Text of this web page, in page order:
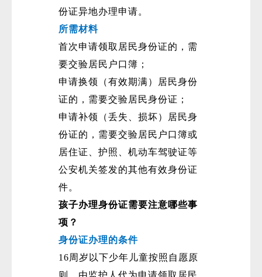
份证异地办理申请。
所需材料
首次申请领取居民身份证的，需
要交验居民户口簿；
申请换领（有效期满）居民身份
证的，需要交验居民身份证；
申请补领（丢失、损坏）居民身
份证的，需要交验居民户口簿或
居住证、护照、机动车驾驶证等
公安机关签发的其他有效身份证
件。
孩子办理身份证需要注意哪些事
项？
身份证办理的条件
16周岁以下少年儿童按照自愿原